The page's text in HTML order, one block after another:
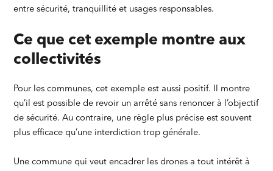
entre sécurité, tranquillité et usages responsables.
Ce que cet exemple montre aux
collectivités
Pour les communes, cet exemple est aussi positif. Il montre
qu’il est possible de revoir un arrêté sans renoncer à l’objectif
de sécurité. Au contraire, une règle plus précise est souvent
plus efficace qu’une interdiction trop générale.
Une commune qui veut encadrer les drones a tout intérêt à